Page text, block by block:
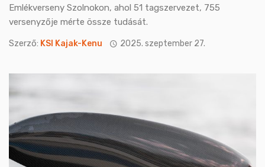
Emlékverseny Szolnokon, ahol 51 tagszervezet, 755
versenyzője mérte össze tudását.
Szerző: KSI Kajak-Kenu 2025. szeptember 27.